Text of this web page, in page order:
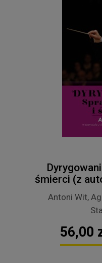
śmierci (z
Antoni Wit,
56,00